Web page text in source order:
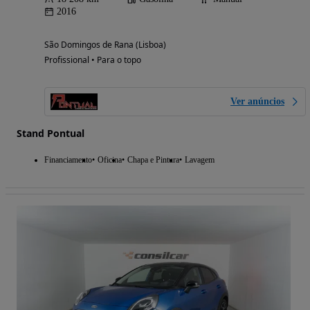
2016
São Domingos de Rana (Lisboa)
Profissional • Para o topo
Ver anúncios
Stand Pontual
Financiamento Oficina Chapa e Pintura Lavagem